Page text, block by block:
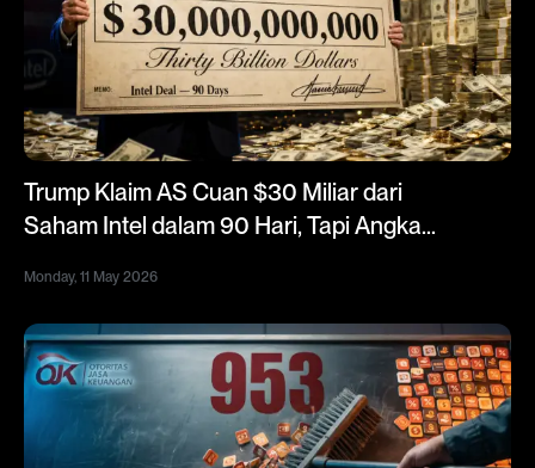
Trump Klaim AS Cuan $30 Miliar dari
Saham Intel dalam 90 Hari, Tapi Angka
Monday, 11 May 2026